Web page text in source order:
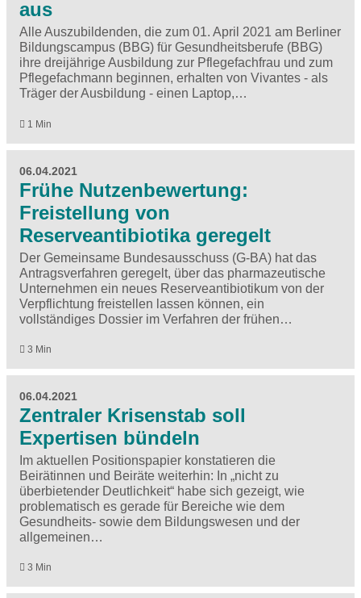
aus
Alle Auszubildenden, die zum 01. April 2021 am Berliner
Bildungscampus (BBG) für Gesundheitsberufe (BBG)
ihre dreijährige Ausbildung zur Pflegefachfrau und zum
Pflegefachmann beginnen, erhalten von Vivantes - als
Träger der Ausbildung - einen Laptop,…
1 Min
06.04.2021
Frühe Nutzenbewertung:
Freistellung von
Reserveantibiotika geregelt
Der Gemeinsame Bundesausschuss (G-BA) hat das
Antragsverfahren geregelt, über das pharmazeutische
Unternehmen ein neues Reserveantibiotikum von der
Verpflichtung freistellen lassen können, ein
vollständiges Dossier im Verfahren der frühen…
3 Min
06.04.2021
Zentraler Krisenstab soll
Expertisen bündeln
Im aktuellen Positionspapier konstatieren die
Beirätinnen und Beiräte weiterhin: In „nicht zu
überbietender Deutlichkeit“ habe sich gezeigt, wie
problematisch es gerade für Bereiche wie dem
Gesundheits- sowie dem Bildungswesen und der
allgemeinen…
3 Min